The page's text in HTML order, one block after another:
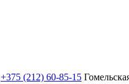
+375 (212) 60-85-15